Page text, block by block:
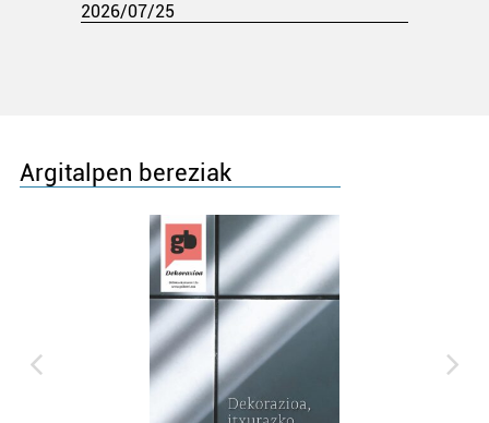
2026/07/25
Argitalpen bereziak